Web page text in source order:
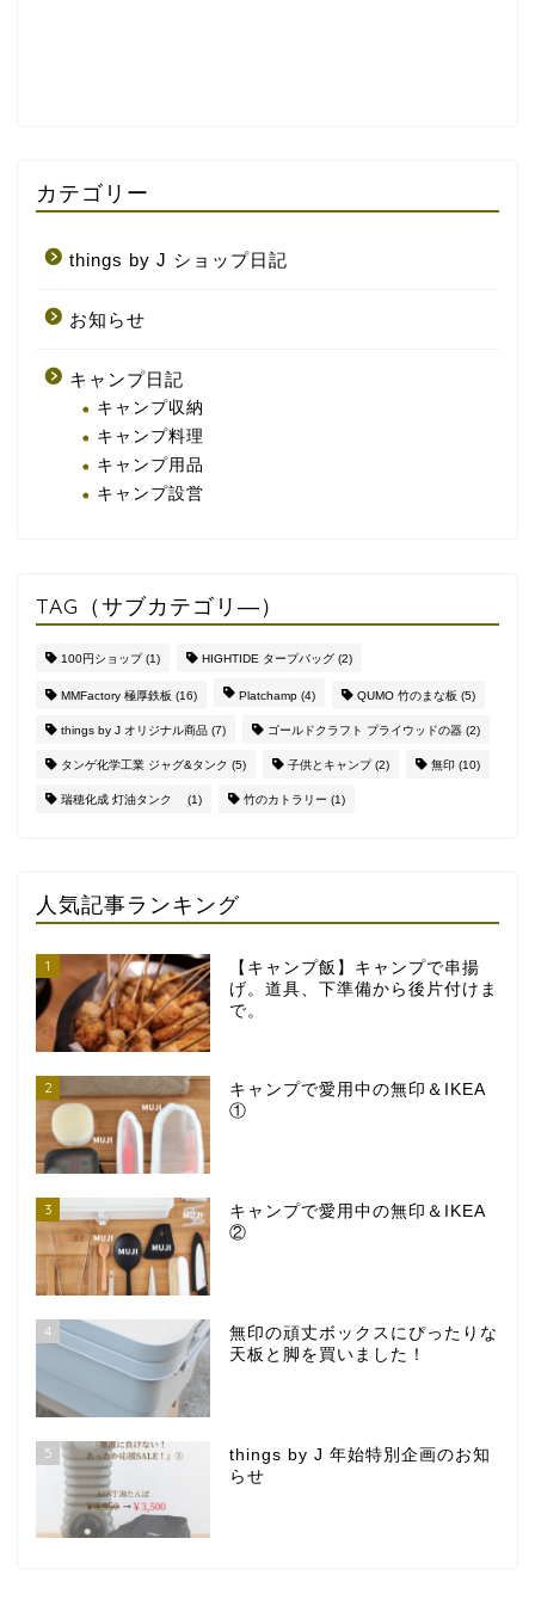
カテゴリー
things by J ショップ日記
お知らせ
キャンプ日記
キャンプ収納
キャンプ料理
キャンプ用品
キャンプ設営
TAG（サブカテゴリ―）
100円ショップ(1) HIGHTIDE タープバッグ (2)
MMFactory 極厚鉄板 (16) Platchamp (4) QUMO 竹のまな板 (5)
things by J オリジナル商品 (7) ゴールドクラフト プライウッドの器 (2)
タンゲ化学工業 ジャグ&タンク (5) 子供とキャンプ(2) 無印 (10)
瑞穂化成 灯油タンク (1) 竹のカトラリー (1)
人気記事ランキング
1
【キャンプ飯】キャンプで串揚
げ。道具、下準備から後片付けま
で。
2
キャンプで愛用中の無印＆IKEA
①
3
キャンプで愛用中の無印＆IKEA
②
4
無印の頑丈ボックスにぴったりな
天板と脚を買いました！
5
things by J 年始特別企画のお知
らせ